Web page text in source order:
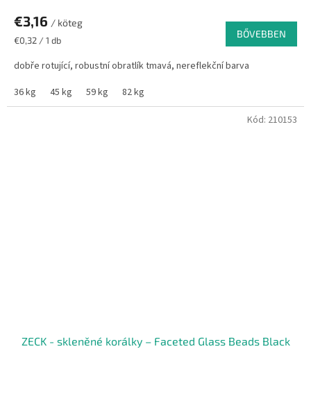
€3,16 / köteg
Egységár:
€0,32 / 1 db
BŐVEBBEN
dobře rotující, robustní obratlík tmavá, nereflekční barva
36 kg
45 kg 59 kg 82 kg
ZECK - skleněné korálky – Faceted Glass Beads Black
Kód: 210153